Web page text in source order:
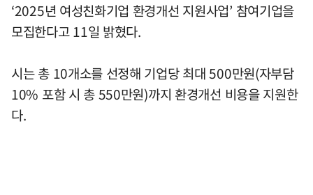
‘2025년 여성친화기업 환경개선 지원사업’ 참여기업을
모집한다고 11일 밝혔다.
시는 총 10개소를 선정해 기업당 최대 500만원(자부담
10% 포함 시 총 550만원)까지 환경개선 비용을 지원한
다.